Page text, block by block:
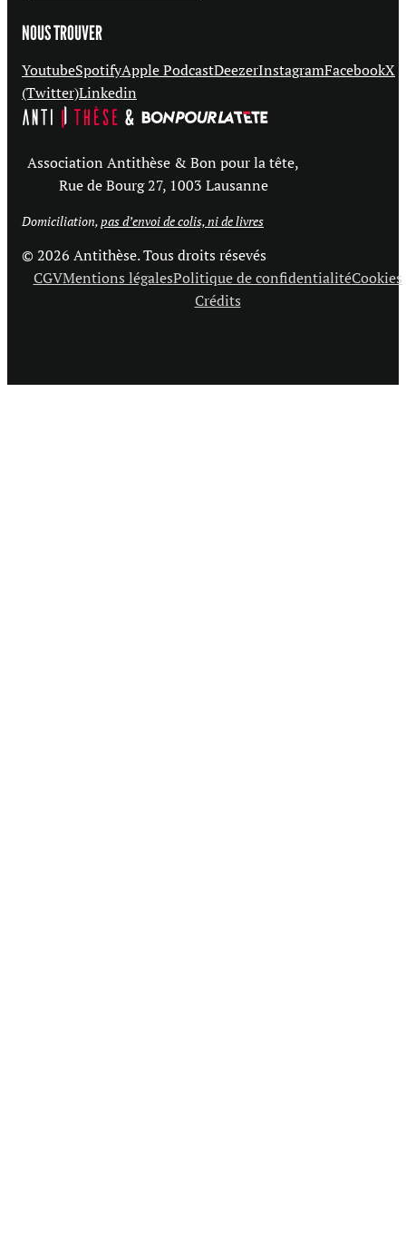
NOUS TROUVER
YoutubeSpotifyApple PodcastDeezerInstagramFacebookX
(Twitter)Linkedin
Association Antithèse & Bon pour la tête,
Rue de Bourg 27, 1003 Lausanne
Domiciliation, pas d’envoi de colis, ni de livres
© 2026 Antithèse. Tous droits résevés
CGVMentions légalesPolitique de confidentialitéCookies
Crédits